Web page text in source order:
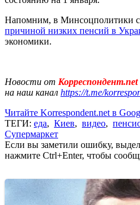
Напомним, в Минсоцполитики
причиной низких пенсий в
экономики.
Новости от Корреспондент.net
на наш канал https://t.me/
Читайте Korrespondent.net в
ТЕГИ: еда, Киев, видео,
Супермаркет
Если вы заметили ошибку,
нажмите Ctrl+Enter, чтобы